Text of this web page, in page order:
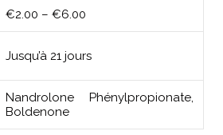
€2.00 – €6.00
Jusqu’à 21 jours
Nandrolone Phénylpropionate,
Boldenone